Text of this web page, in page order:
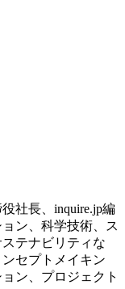
社長、inquire.jp編
ン、科学技術、ス
テナビリティな
セプトメイキン
ン、プロジェクト